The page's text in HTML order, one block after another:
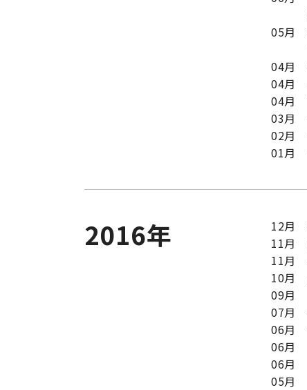
05月
04月
04月
04月
03月
02月
01月
2016年 12月
11月
11月
10月
09月
07月
06月
06月
06月
05月